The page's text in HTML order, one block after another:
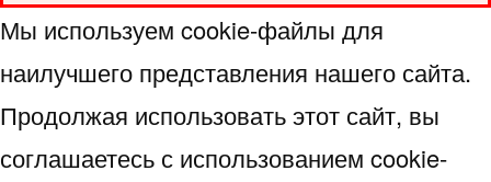
Мы используем cookie-файлы для
наилучшего представления нашего сайта.
Продолжая использовать этот сайт, вы
соглашаетесь с использованием cookie-